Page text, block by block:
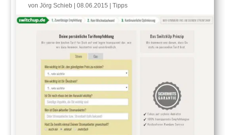
vonJörg Schieb |08.06.2015 |Tipps